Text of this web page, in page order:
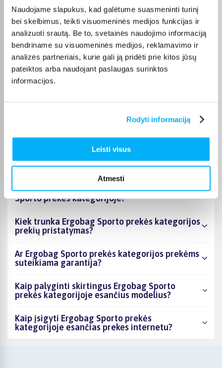
Naudojame slapukus, kad galėtume suasmeninti turinį
bei skelbimus, teikti visuomeninės medijos funkcijas ir
analizuoti srautą. Be to, svetainės naudojimo informaciją
bendriname su visuomeninės medijos, reklamavimo ir
analizės partneriais, kurie gali ją pridėti prie kitos jūsų
pateiktos arba naudojant paslaugas surinktos
informacijos.
Rodyti informaciją
Leisti visus
Atmesti
susiaurinti asortimentą ir greičiau rasti tinkamą prekę.
Peržiūrėkite „ErgobagSporto prekės“ pasiūlymus BIGBOX.LT,
palyginkite prekes ir pirkite internetu patogiai. Pasirinktą
prekę pristatysime per jos aprašyme nurodytą terminą.
Kokie Ergobag Sporto prekės kategorijoje
esantys produktai šiuo metu populiariausi?
Kiek prekių yra Ergobag Sporto prekės
kaina?
Ar BIGBOX.LT galima rasti akcijų Ergobag
Sporto prekės kategorijoje?
Kiek trunka Ergobag Sporto prekės kategorijos
prekių pristatymas?
Ar Ergobag Sporto prekės kategorijos prekėms
suteikiama garantija?
Kaip palyginti skirtingus Ergobag Sporto
prekės kategorijoje esančius modelius?
Kaip įsigyti Ergobag Sporto prekės
kategorijoje esančias prekes internetu?